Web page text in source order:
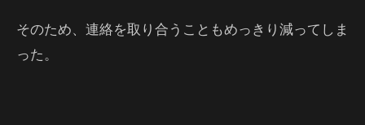
そのため、連絡を取り合うこともめっきり減ってしま
った。